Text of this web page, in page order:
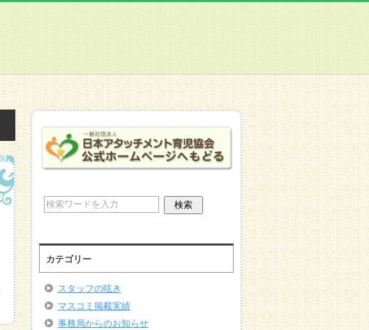
カテゴリー
スタッフの呟き
マスコミ掲載実績
事務局からのお知らせ